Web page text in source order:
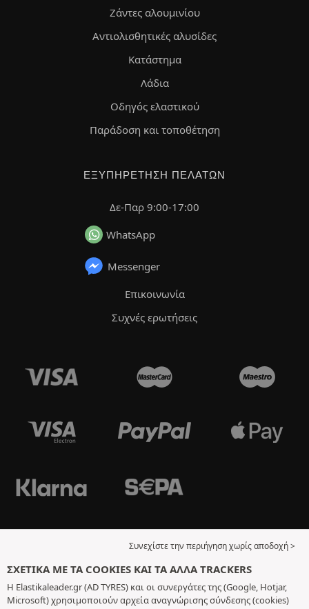
Ζάντες αλουμινίου
Αντιολισθητικές αλυσίδες
Κατάστημα
Λάδια
Οδηγός ελαστικού
Παράδοση και τοποθέτηση
ΕΞΥΠΗΡΈΤΗΣΗ ΠΕΛΑΤΏΝ
Δε-Παρ 9:00-17:00
WhatsApp
Messenger
Επικοινωνία
Συχνές ερωτήσεις
Συνεχίστε την περιήγηση χωρίς αποδοχή >
ΣΧΕΤΙΚΆ ΜΕ ΤΑ COOKIES ΚΑΙ ΤΑ ΆΛΛΑ TRACKERS
Η Elastikaleader.gr (AD TYRES) και οι συνεργάτες της (Google, Hotjar,
Microsoft) χρησιμοποιούν αρχεία αναγνώρισης σύνδεσης (cookies)